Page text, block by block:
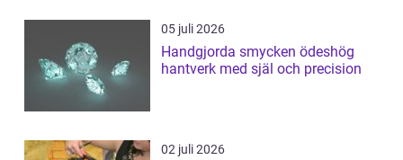
05 juli 2026
Handgjorda smycken ödeshög
hantverk med själ och precision
02 juli 2026